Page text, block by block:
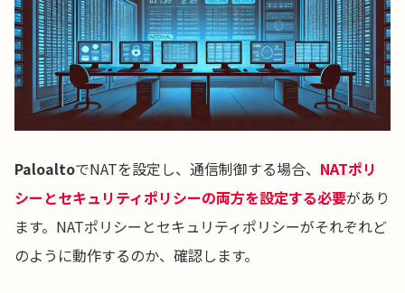
PaloaltoでNATを設定し、通信制御する場合、 NATポリ
シーとセキュリティポリシーの両方を設定する必要があり
ます。NATポリシーとセキュリティポリシーがそれぞれど
のように動作するのか、確認します。